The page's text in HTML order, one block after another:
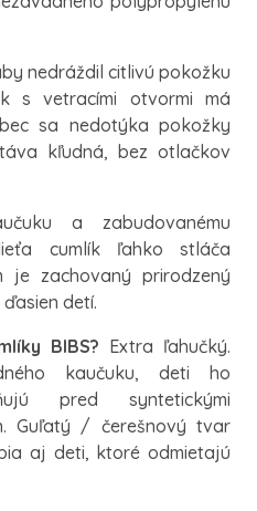
nedráždil citlivú pokožku
s vetracími otvormi má
sa nedotýka pokožky
kľudná, bez otlačkov
a zabudovanému
cumlík ľahko stláča
zachovaný prirodzený
detí.
BIBS? Extra ľahučký.
kaučuku, deti ho
pred syntetickými
Guľatý / čerešnový tvar
aj deti, ktoré odmietajú